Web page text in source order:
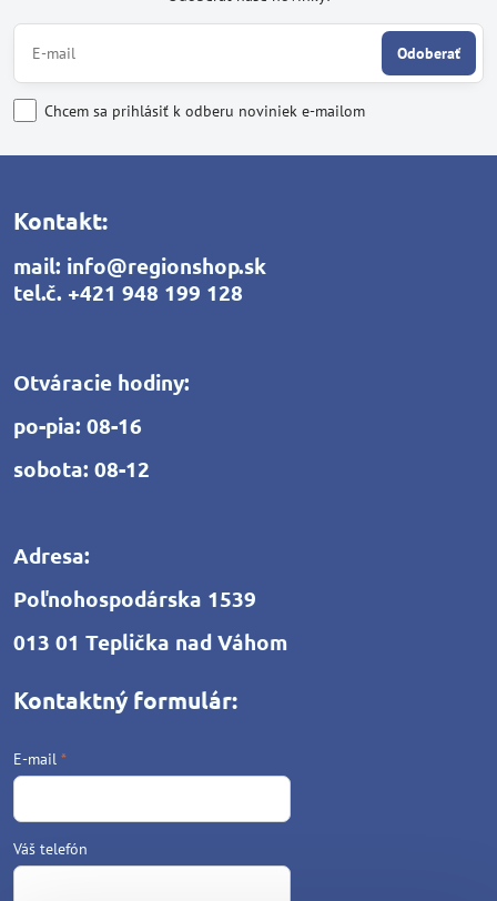
Odoberať
Chcem sa prihlásiť k odberu noviniek e-mailom
Kontakt:
mail: info@regionshop.sk
tel.č. +421 948 199 128
Otváracie hodiny:
po-pia: 08-16
sobota: 08-12
Adresa:
Poľnohospodárska 1539
013 01 Teplička nad Váhom
Kontaktný formulár:
E-mail *
Váš telefón